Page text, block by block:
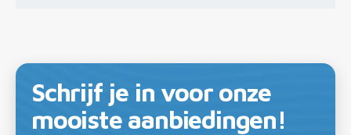
Schrijf je in voor onze
mooiste aanbiedingen!